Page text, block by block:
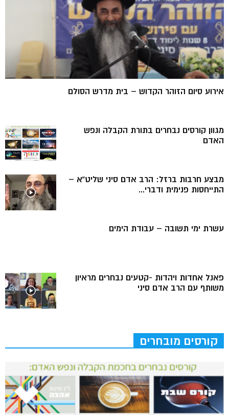
אירוע סיום הזוהר הקדוש – בית מדרש הסולם
מגוון קורסים נבחרים בתורת הקבלה ונפש
האדם
מבצע חרבות ברזל: הרב אדם סיני שליט”א –
התייחסות פנימית ודברי...
עשרת ימי תשובה – עבודת הימים
פאנל אחדות ויהדות -קטעים נבחרים מראיון
משותף עם הרב אדם סיני
קורסים מובחרים